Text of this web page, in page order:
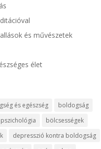
és művészetek
élet
és egészség
boldogság
bölcsességek
depresszió kontra boldogság